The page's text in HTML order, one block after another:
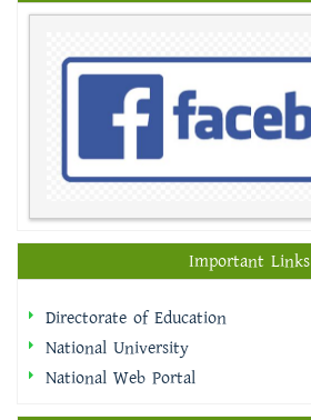
Important Links
Directorate of Education
National University
National Web Portal